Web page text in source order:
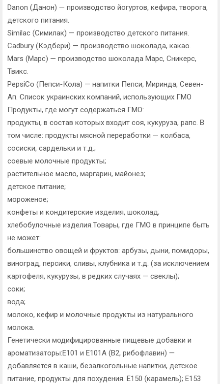
Danon (Данон) — производство йогуртов, кефира, творога,
детского питания.
Similac (Симилак) — производство детского питания.
Cadbury (Кэдбери) — производство шоколада, какао.
Mars (Марс) — производство шоколада Марс, Сникерс,
Твикс.
PepsiCo (Пепси-Кола) — напитки Пепси, Миринда, Севен-
Ап. Список украинских компаний, использующих ГМО
Продукты, где могут содержаться ГМО:
продукты, в состав которых входит соя, кукуруза, рапс. В
том числе: продукты мясной переработки — колбаса,
сосиски, сардельки и т.д.;
соевые молочные продукты;
растительное масло, маргарин, майонез;
детское питание;
мороженое;
конфеты и кондитерские изделия, шоколад;
хлебобулочные изделия.Товары, где ГМО в принципе быть
не может:
большинство овощей и фруктов: арбузы, дыни, помидоры,
виноград, персики, сливы, клубника и т.д. (за исключением
картофеля, кукурузы, в редких случаях — свеклы);
соки;
вода;
молоко, кефир и молочные продукты из натурального
молока.
Генетически модифицированные пищевые добавки и
ароматизаторы:Е101 и Е101А (В2, рибофлавин) —
добавляется в каши, безалкогольные напитки, детское
питание, продукты для похудения. Е150 (карамель); Е153